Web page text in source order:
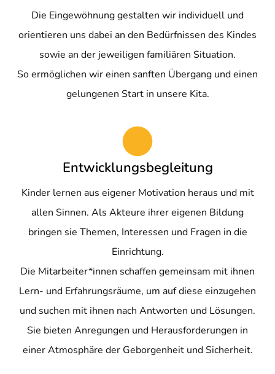
Die Eingewöhnung gestalten wir individuell und
orientieren uns dabei an den Bedürfnissen des Kindes
sowie an der jeweiligen familiären Situation.
So ermöglichen wir einen sanften Übergang und einen
gelungenen Start in unsere Kita.
Entwicklungsbegleitung
Kinder lernen aus eigener Motivation heraus und mit
allen Sinnen. Als Akteure ihrer eigenen Bildung
bringen sie Themen, Interessen und Fragen in die
Einrichtung.
Die Mitarbeiter*innen schaffen gemeinsam mit ihnen
Lern- und Erfahrungsräume, um auf diese einzugehen
und suchen mit ihnen nach Antworten und Lösungen.
Sie bieten Anregungen und Herausforderungen in
einer Atmosphäre der Geborgenheit und Sicherheit.